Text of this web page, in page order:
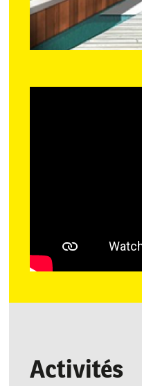
Démer
Activités